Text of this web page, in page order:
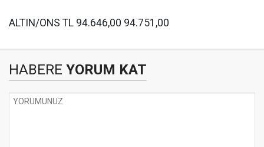
ALTIN/ONS TL 94.646,00 94.751,00
HABERE YORUM KAT